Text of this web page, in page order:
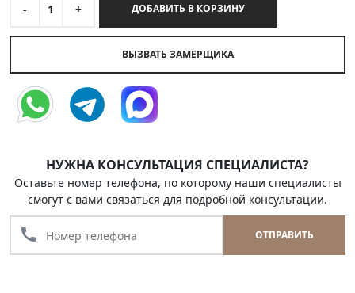
- 1 + ДОБАВИТЬ В КОРЗИНУ
ВЫЗВАТЬ ЗАМЕРЩИКА
НУЖНА КОНСУЛЬТАЦИЯ СПЕЦИАЛИСТА?
Оставьте номер телефона, по которому наши специалисты
смогут с вами связаться для подробной консультации.
call ОТПРАВИТЬ